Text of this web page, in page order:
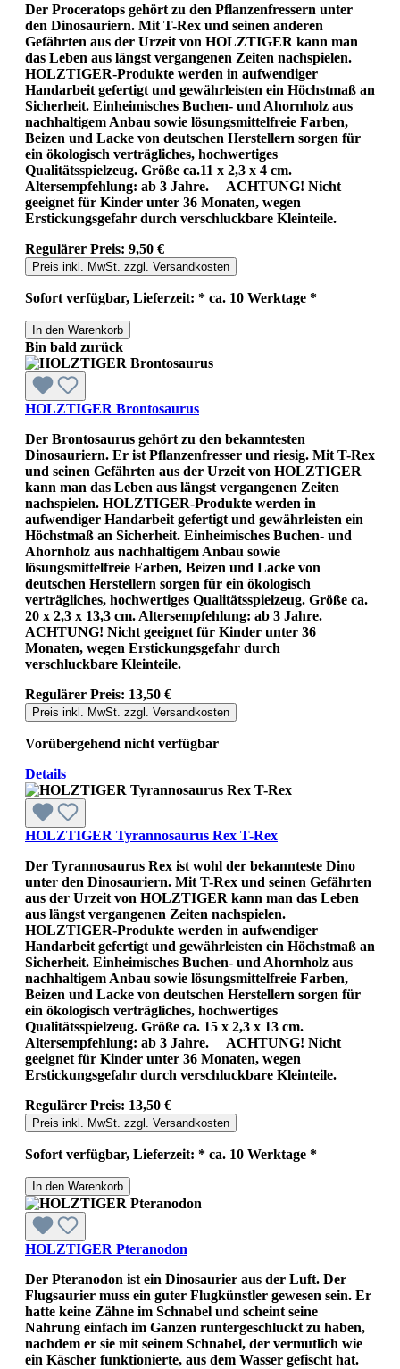
Der Proceratops gehört zu den Pflanzenfressern unter
den Dinosauriern. Mit T-Rex und seinen anderen
Gefährten aus der Urzeit von HOLZTIGER kann man
das Leben aus längst vergangenen Zeiten nachspielen.
HOLZTIGER-Produkte werden in aufwendiger
Handarbeit gefertigt und gewährleisten ein Höchstmaß an
Sicherheit. Einheimisches Buchen- und Ahornholz aus
nachhaltigem Anbau sowie lösungsmittelfreie Farben,
Beizen und Lacke von deutschen Herstellern sorgen für
ein ökologisch verträgliches, hochwertiges
Qualitätsspielzeug. Größe ca.11 x 2,3 x 4 cm.
Altersempfehlung: ab 3 Jahre. ACHTUNG! Nicht
geeignet für Kinder unter 36 Monaten, wegen
Erstickungsgefahr durch verschluckbare Kleinteile.
Regulärer Preis: 9,50 €
Preis inkl. MwSt. zzgl. Versandkosten
Sofort verfügbar, Lieferzeit: * ca. 10 Werktage *
In den Warenkorb
Bin bald zurück
HOLZTIGER Brontosaurus
Der Brontosaurus gehört zu den bekanntesten
Dinosauriern. Er ist Pflanzenfresser und riesig. Mit T-Rex
und seinen Gefährten aus der Urzeit von HOLZTIGER
kann man das Leben aus längst vergangenen Zeiten
nachspielen. HOLZTIGER-Produkte werden in
aufwendiger Handarbeit gefertigt und gewährleisten ein
Höchstmaß an Sicherheit. Einheimisches Buchen- und
Ahornholz aus nachhaltigem Anbau sowie
lösungsmittelfreie Farben, Beizen und Lacke von
deutschen Herstellern sorgen für ein ökologisch
verträgliches, hochwertiges Qualitätsspielzeug. Größe ca.
20 x 2,3 x 13,3 cm. Altersempfehlung: ab 3 Jahre.
ACHTUNG! Nicht geeignet für Kinder unter 36
Monaten, wegen Erstickungsgefahr durch
verschluckbare Kleinteile.
Regulärer Preis: 13,50 €
Preis inkl. MwSt. zzgl. Versandkosten
Vorübergehend nicht verfügbar
Details
HOLZTIGER Tyrannosaurus Rex T-Rex
Der Tyrannosaurus Rex ist wohl der bekannteste Dino
unter den Dinosauriern. Mit T-Rex und seinen Gefährten
aus der Urzeit von HOLZTIGER kann man das Leben
aus längst vergangenen Zeiten nachspielen.
HOLZTIGER-Produkte werden in aufwendiger
Handarbeit gefertigt und gewährleisten ein Höchstmaß an
Sicherheit. Einheimisches Buchen- und Ahornholz aus
nachhaltigem Anbau sowie lösungsmittelfreie Farben,
Beizen und Lacke von deutschen Herstellern sorgen für
ein ökologisch verträgliches, hochwertiges
Qualitätsspielzeug. Größe ca. 15 x 2,3 x 13 cm.
Altersempfehlung: ab 3 Jahre. ACHTUNG! Nicht
geeignet für Kinder unter 36 Monaten, wegen
Erstickungsgefahr durch verschluckbare Kleinteile.
Regulärer Preis: 13,50 €
Preis inkl. MwSt. zzgl. Versandkosten
Sofort verfügbar, Lieferzeit: * ca. 10 Werktage *
In den Warenkorb
HOLZTIGER Pteranodon
Der Pteranodon ist ein Dinosaurier aus der Luft. Der
Flugsaurier muss ein guter Flugkünstler gewesen sein. Er
hatte keine Zähne im Schnabel und scheint seine
Nahrung einfach im Ganzen runtergeschluckt zu haben,
nachdem er sie mit seinem Schnabel, der vermutlich wie
ein Käscher funktionierte, aus dem Wasser gefischt hat.